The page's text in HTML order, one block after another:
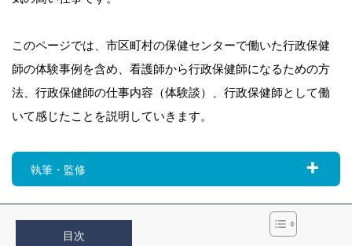
このページでは、市区町村の保健センターで働いた行政保健
師の体験事例を含め、看護師から行政保健師になるための方
法、行政保健師の仕事内容（体験談）、行政保健師として働
いて感じたことを説明していきます。
執筆・監修
目次